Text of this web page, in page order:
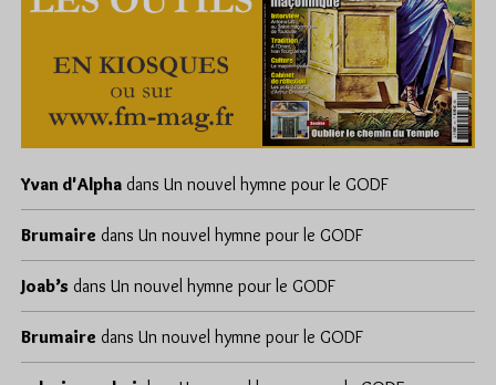
Yvan d'Alpha dans Un nouvel hymne pour le GODF
Brumaire dans Un nouvel hymne pour le GODF
Joab’s dans Un nouvel hymne pour le GODF
Brumaire dans Un nouvel hymne pour le GODF